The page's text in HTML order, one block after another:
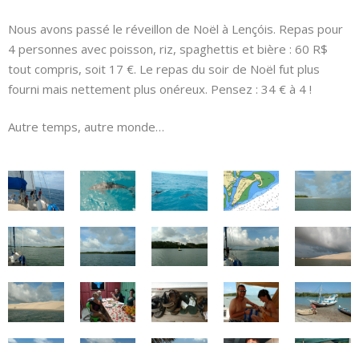
Nous avons passé le réveillon de Noël à Lençóis. Repas pour
4 personnes avec poisson, riz, spaghettis et bière : 60 R$
tout compris, soit 17 €. Le repas du soir de Noël fut plus
fourni mais nettement plus onéreux. Pensez : 34 € à 4 !
Autre temps, autre monde…